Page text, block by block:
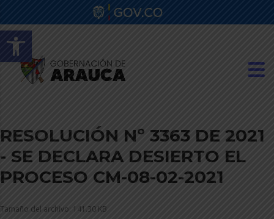
Abrir barra de herramientas
RESOLUCIÓN Nº 3363 DE 2021
- SE DECLARA DESIERTO EL
PROCESO CM-08-02-2021
Tamaño del archivo: 141.30 KB